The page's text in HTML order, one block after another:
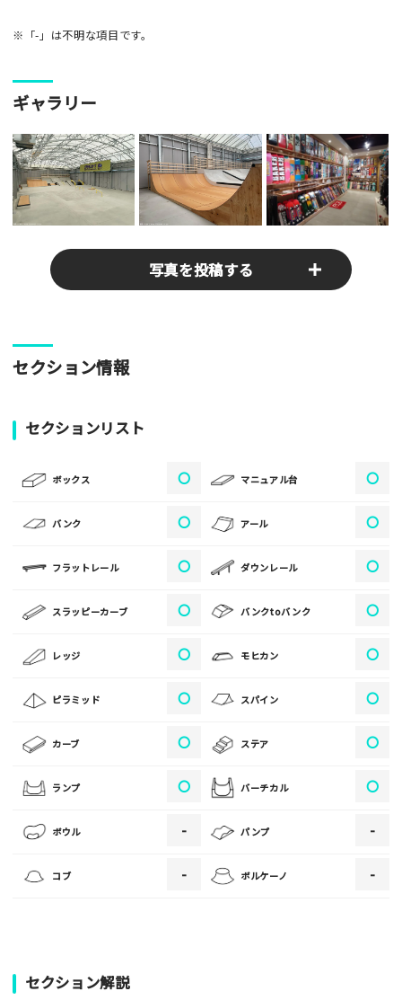
※「-」は不明な項目です。
ギャラリー
写真を投稿する
パークやスポットの写真をぜひお送りください！あなたの写真
がみんなの参考となります！
[text photo1alt placeholder "写真の解説※任意]
写真
写真
[text photo3alt placeholder "写真の解説※任意]
ご注意事項
・人物の顔が写っている場合はモザイク処理を行います。
・画像の規定サイズは横幅640px以上となります。
セクション情報
セクションリスト
ボックス 〇 マニュアル台 〇
バンク 〇 アール 〇
フラットレール 〇 ダウンレール 〇
スラッピーカーブ 〇 バンクtoバンク 〇
レッジ 〇 モヒカン 〇
ピラミッド 〇 スパイン 〇
カーブ 〇 ステア 〇
ランプ 〇 バーチカル 〇
ボウル - パンプ -
コブ - ボルケーノ -
セクション解説